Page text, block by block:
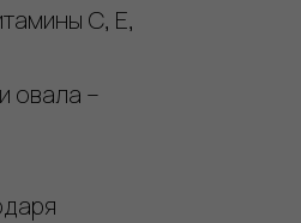
С, Е,
овала –